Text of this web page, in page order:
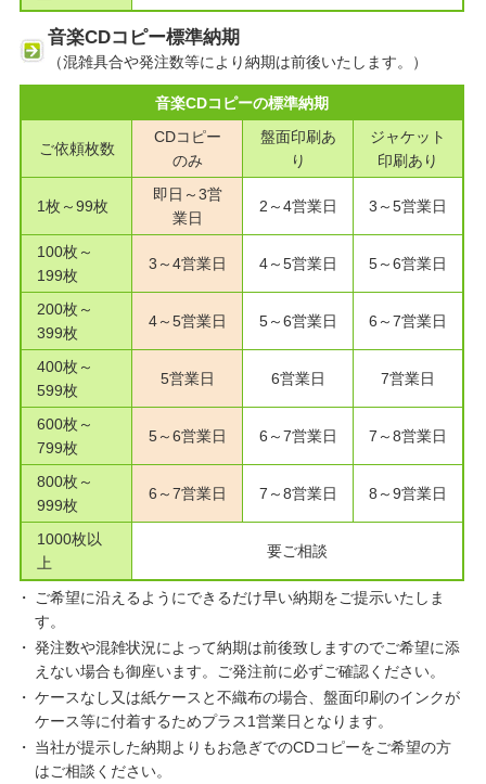
音楽CDコピー標準納期
（混雑具合や発注数等により納期は前後いたします。）
音楽CDコピーの標準納期
ご依頼枚数
CDコピー
のみ
盤面印刷あ
り
ジャケット
印刷あり
1枚～99枚
即日～3営
業日
2～4営業日 3～5営業日
100枚～
199枚
3～4営業日 4～5営業日 5～6営業日
200枚～
399枚
4～5営業日 5～6営業日 6～7営業日
400枚～
599枚
5営業日 6営業日 7営業日
600枚～
799枚
5～6営業日 6～7営業日 7～8営業日
800枚～
999枚
6～7営業日 7～8営業日 8～9営業日
1000枚以
上
要ご相談
ご希望に沿えるようにできるだけ早い納期をご提示いたしま
す。
発注数や混雑状況によって納期は前後致しますのでご希望に添
えない場合も御座います。ご発注前に必ずご確認ください。
ケースなし又は紙ケースと不織布の場合、盤面印刷のインクが
ケース等に付着するためプラス1営業日となります。
当社が提示した納期よりもお急ぎでのCDコピーをご希望の方
はご相談ください。